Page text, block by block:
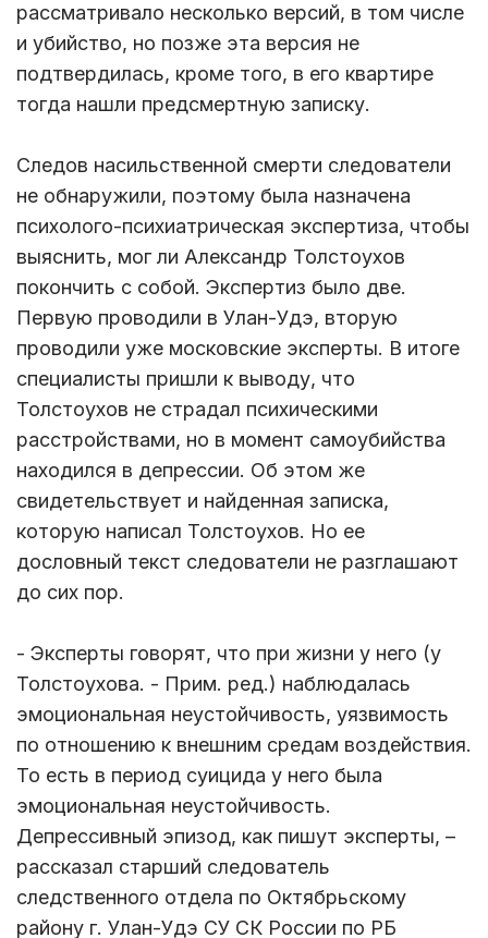
рассматривало несколько версий, в том числе
и убийство, но позже эта версия не
подтвердилась, кроме того, в его квартире
тогда нашли предсмертную записку.
Следов насильственной смерти следователи
не обнаружили, поэтому была назначена
психолого-психиатрическая экспертиза, чтобы
выяснить, мог ли Александр Толстоухов
покончить с собой. Экспертиз было две.
Первую проводили в Улан-Удэ, вторую
проводили уже московские эксперты. В итоге
специалисты пришли к выводу, что
Толстоухов не страдал психическими
расстройствами, но в момент самоубийства
находился в депрессии. Об этом же
свидетельствует и найденная записка,
которую написал Толстоухов. Но ее
дословный текст следователи не разглашают
до сих пор.
- Эксперты говорят, что при жизни у него (у
Толстоухова. - Прим. ред.) наблюдалась
эмоциональная неустойчивость, уязвимость
по отношению к внешним средам воздействия.
То есть в период суицида у него была
эмоциональная неустойчивость.
Депрессивный эпизод, как пишут эксперты, –
рассказал старший следователь
следственного отдела по Октябрьскому
району г. Улан-Удэ СУ СК России по РБ